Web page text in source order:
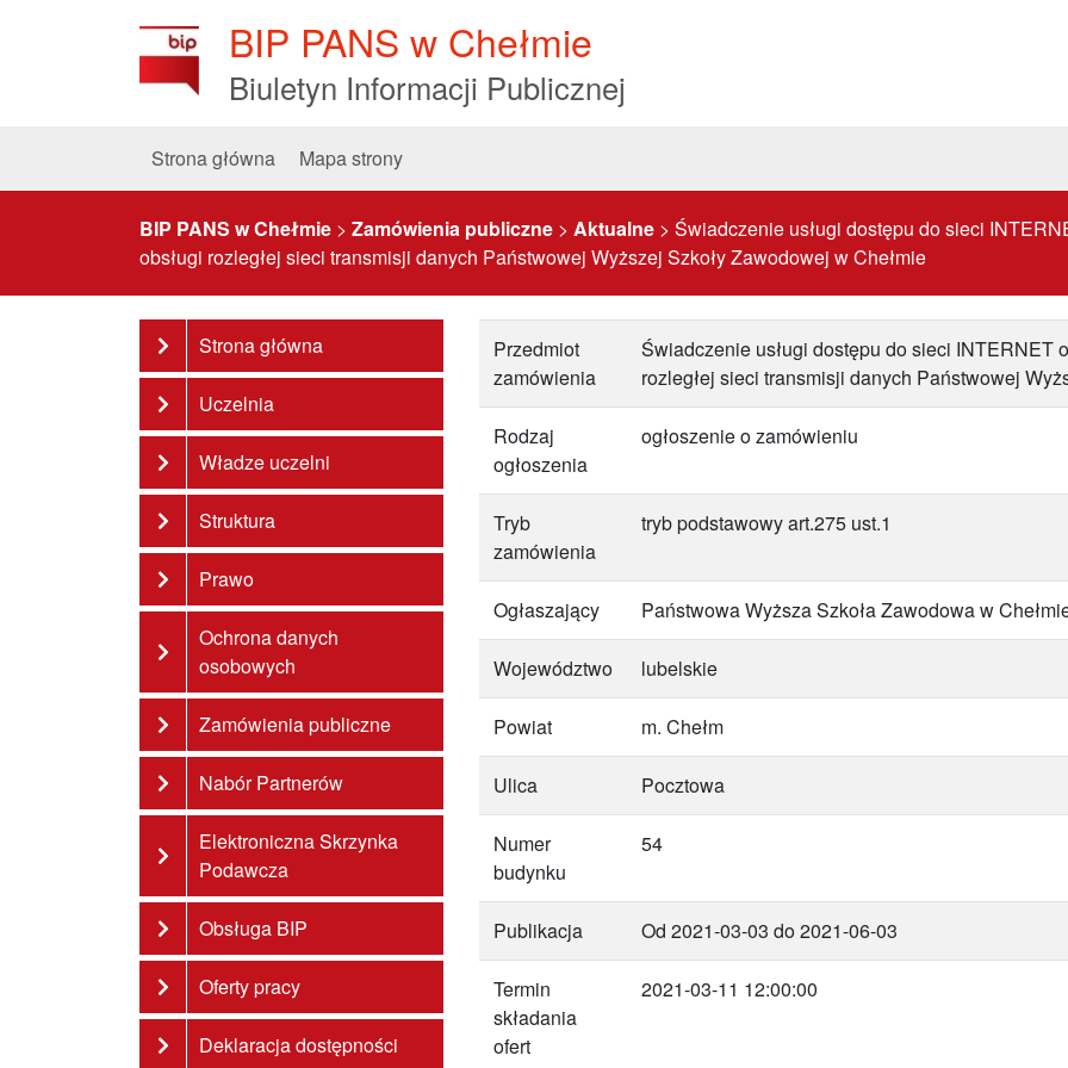
BIP PANS w Chełmie
Biuletyn Informacji Publicznej
Strona główna Mapa strony
BIP PANS w Chełmie > Zamówienia publiczne > Aktualne > Świadczenie usługi dostępu do sieci
obsługi rozległej sieci transmisji danych Państwowej Wyższej Szkoły Zawodowej w Chełmie
Strona główna
Uczelnia
Władze uczelni
Struktura
Prawo
Ochrona danych
osobowych
Zamówienia publiczne
Nabór Partnerów
Elektroniczna Skrzynka
Podawcza
Obsługa BIP
Oferty pracy
Deklaracja dostępności
Przedmiot
zamówienia
Świadczenie usługi dostępu do sieci INTERNET
rozległej sieci transmisji danych Państwowej
Rodzaj
ogłoszenia
ogłoszenie o zamówieniu
Tryb
zamówienia
tryb podstawowy art.275 ust.1
Ogłaszający Państwowa Wyższa Szkoła Zawodowa w
Województwo lubelskie
Powiat m. Chełm
Ulica Pocztowa
Numer
budynku
54
Publikacja Od 2021-03-03 do 2021-06-03
Termin
składania
ofert
2021-03-11 12:00:00